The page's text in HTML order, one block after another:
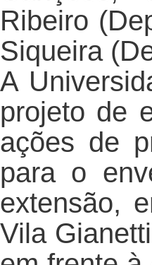
Ribeiro
Siqueira
A
projeto de
ações de
para o
extensão,
Vila